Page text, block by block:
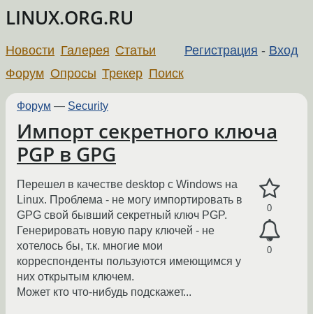
LINUX.ORG.RU
Регистрация - Вход
Новости Галерея Статьи
Форум Опросы Трекер Поиск
Форум — Security
Импорт секретного ключа
PGP в GPG
0
0
Перешел в качестве desktop с Windows на
Linux. Проблема - не могу импортировать в
GPG свой бывший секретный ключ PGP.
Генерировать новую пару ключей - не
хотелось бы, т.к. многие мои
корреспонденты пользуются имеющимся у
них открытым ключем.
Может кто что-нибудь подскажет...